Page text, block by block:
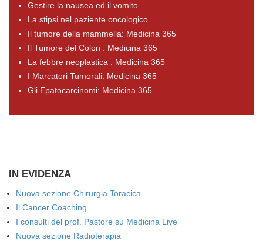
Gestire la nausea ed il vomito
La stipsi nel paziente oncologico
Il tumore della mammella: Medicina 365
Il Tumore del Colon : Medicina 365
La febbre neoplastica : Medicina 365
I Marcatori Tumorali: Medicina 365
Gli Epatocarcinomi: Medicina 365
IN EVIDENZA
Nuova sezione Chirurgia Toracica
Il Cancer Coaching
I consulti del prof. Pastore su Medicina Live
Nuova sezione Radioterapia